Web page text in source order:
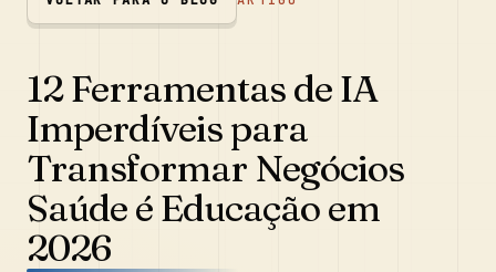
12 Ferramentas de IA
Imperdíveis para
Transformar Negócios
Saúde é Educação em
2026